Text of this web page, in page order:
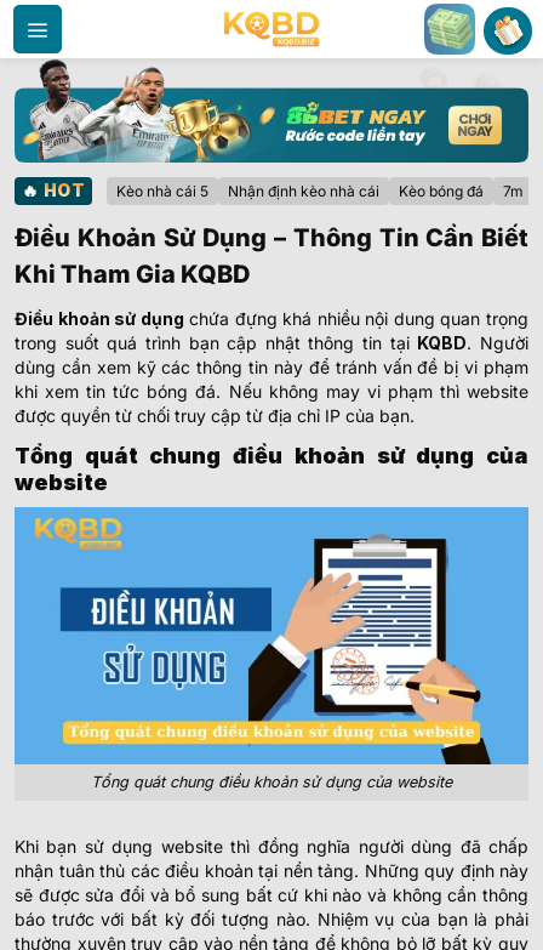
Bỏ
qua
dung
🔥 HOT Kèo nhà cái 5 Nhận định kèo nhà cái Kèo bóng đá 7m
Điều Khoản Sử Dụng – Thông Tin Cần Biết
Khi Tham Gia KQBD
Điều khoản sử dụng chứa đựng khá nhiều nội dung quan trọng
trong suốt quá trình bạn cập nhật thông tin tại KQBD. Người
dùng cần xem kỹ các thông tin này để tránh vấn đề bị vi phạm
khi xem tin tức bóng đá. Nếu không may vi phạm thì website
được quyền từ chối truy cập từ địa chỉ IP của bạn.
Tổng quát chung điều khoản sử dụng của
website
Tổng quát chung điều khoản sử dụng của website
Khi bạn sử dụng website thì đồng nghĩa người dùng đã chấp
nhận tuân thủ các điều khoản tại nền tảng. Những quy định này
sẽ được sửa đổi và bổ sung bất cứ khi nào và không cần thông
báo trước với bất kỳ đối tượng nào. Nhiệm vụ của bạn là phải
thường xuyên truy cập vào nền tảng để không bỏ lỡ bất kỳ quy